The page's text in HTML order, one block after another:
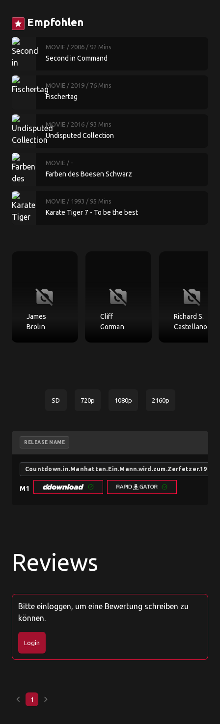
star Empfohlen
MOVIE / 2006 / 92 Mins
Second in Command
MOVIE / 2019 / 76 Mins
Fischertag
MOVIE / 2016 / 93 Mins
Undisputed Collection
MOVIE / -
Farben des Boesen Schwarz
MOVIE / 1993 / 95 Mins
Karate Tiger 7 - To be the best
no_photography
James
Brolin
no_photography
Cliff
Gorman
no_photography
Richard S.
Castellano
SD 720p 1080p 2160p
RELEASE NAME
M1
Reviews
Bitte einloggen, um eine Bewertung schreiben zu
können.
Login
keyboard_arrow_left 1 keyboard_arrow_right